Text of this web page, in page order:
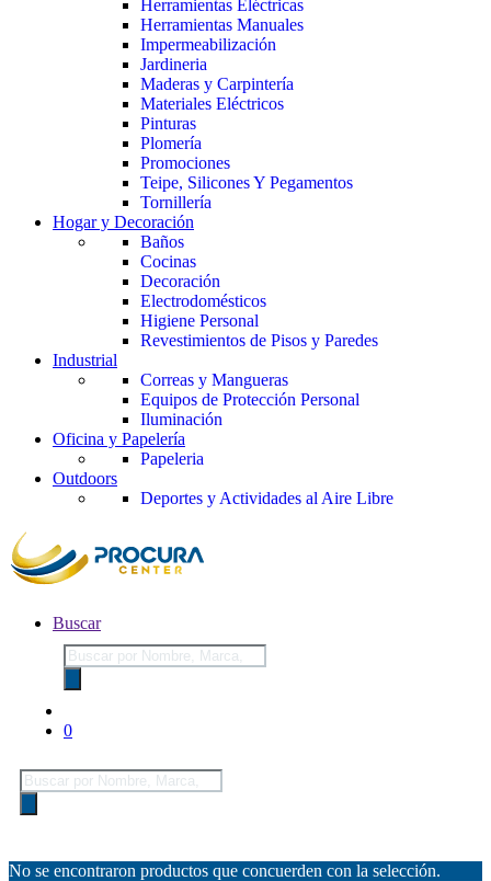
Herramientas Eléctricas
Herramientas Manuales
Impermeabilización
Jardineria
Maderas y Carpintería
Materiales Eléctricos
Pinturas
Plomería
Promociones
Teipe, Silicones Y Pegamentos
Tornillería
Hogar y Decoración
Baños
Cocinas
Decoración
Electrodomésticos
Higiene Personal
Revestimientos de Pisos y Paredes
Industrial
Correas y Mangueras
Equipos de Protección Personal
Iluminación
Oficina y Papelería
Papeleria
Outdoors
Deportes y Actividades al Aire Libre
Buscar
Búsqueda
de
productos
0
Búsqueda
de
productos
No se encontraron productos que concuerden con la selección.